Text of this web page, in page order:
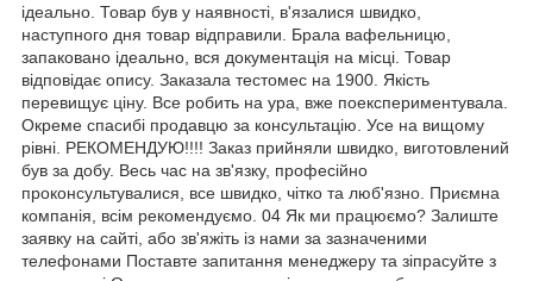
ідеально. Товар був у наявності, в'язалися швидко,
наступного дня товар відправили. Брала вафельницю,
запаковано ідеально, вся документація на місці. Товар
відповідає опису. Заказала тестомес на 1900. Якість
перевищує ціну. Все робить на ура, вже поекспериментувала.
Окреме спасибі продавцю за консультацію. Усе на вищому
рівні. РЕКОМЕНДУЮ!!!! Заказ прийняли швидко, виготовлений
був за добу. Весь час на зв'язку, професійно
проконсультувалися, все швидко, чітко та люб'язно. Приємна
компанія, всім рекомендуємо. 04 Як ми працюємо? Залиште
заявку на сайті, або зв'яжіть із нами за зазначеними
телефонами Поставте запитання менеджеру та зіпрасуйте з